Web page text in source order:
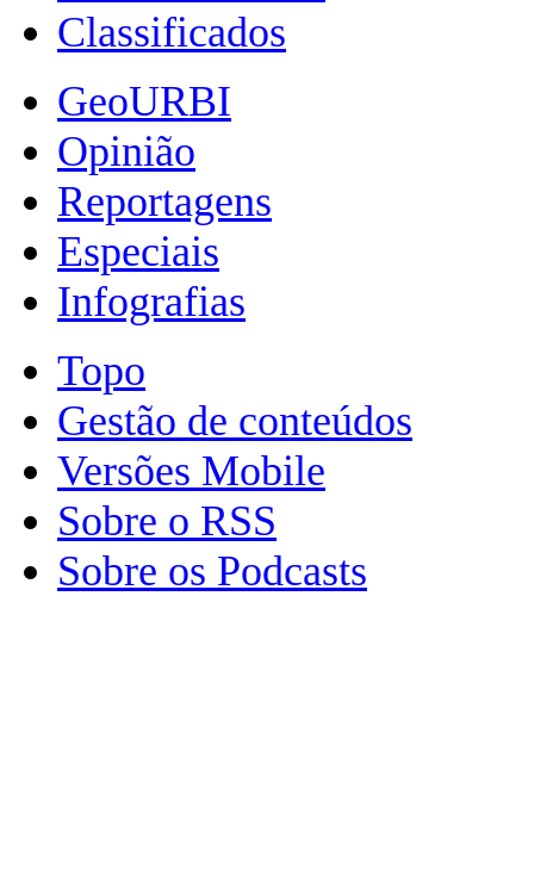
Classificados
GeoURBI
Opinião
Reportagens
Especiais
Infografias
Topo
Gestão de conteúdos
Versões Mobile
Sobre o RSS
Sobre os Podcasts